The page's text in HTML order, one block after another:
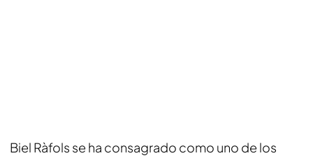
Biel Ràfols se ha consagrado como uno de los